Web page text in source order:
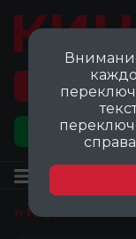
‹‹ Перейти ко